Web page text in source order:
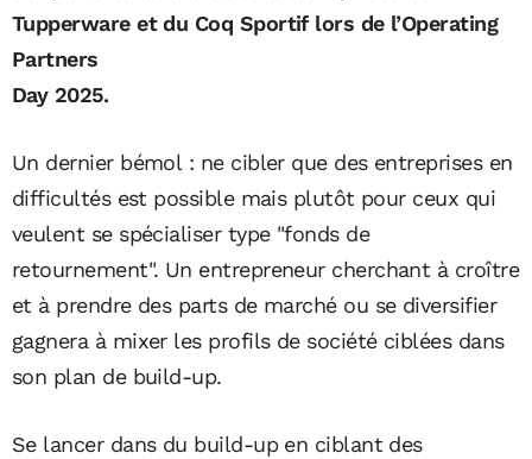
Tupperware et du Coq Sportif lors de l’Operating
Partners
Day 2025.
Un dernier bémol : ne cibler que des entreprises en
difficultés est possible mais plutôt pour ceux qui
veulent se spécialiser type "fonds de
retournement". Un entrepreneur cherchant à croître
et à prendre des parts de marché ou se diversifier
gagnera à mixer les profils de société ciblées dans
son plan de build-up.
Se lancer dans du build-up en ciblant des